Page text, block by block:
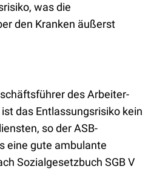
was die
den Kranken äußerst
des Arbeiter-
das Entlassungsrisiko kein
so der ASB-
eine gute ambulante
Sozialgesetzbuch SGB V